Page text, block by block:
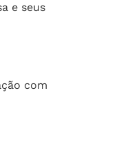
e seus
com